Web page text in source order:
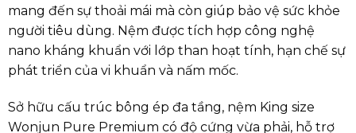
mang đến sự thoải mái mà còn giúp bảo vệ sức khỏe
người tiêu dùng. Nệm được tích hợp công nghệ
nano kháng khuẩn với lớp than hoạt tính, hạn chế sự
phát triển của vi khuẩn và nấm mốc.
Sở hữu cấu trúc bông ép đa tầng, nệm King size
Wonjun Pure Premium có độ cứng vừa phải, hỗ trợ